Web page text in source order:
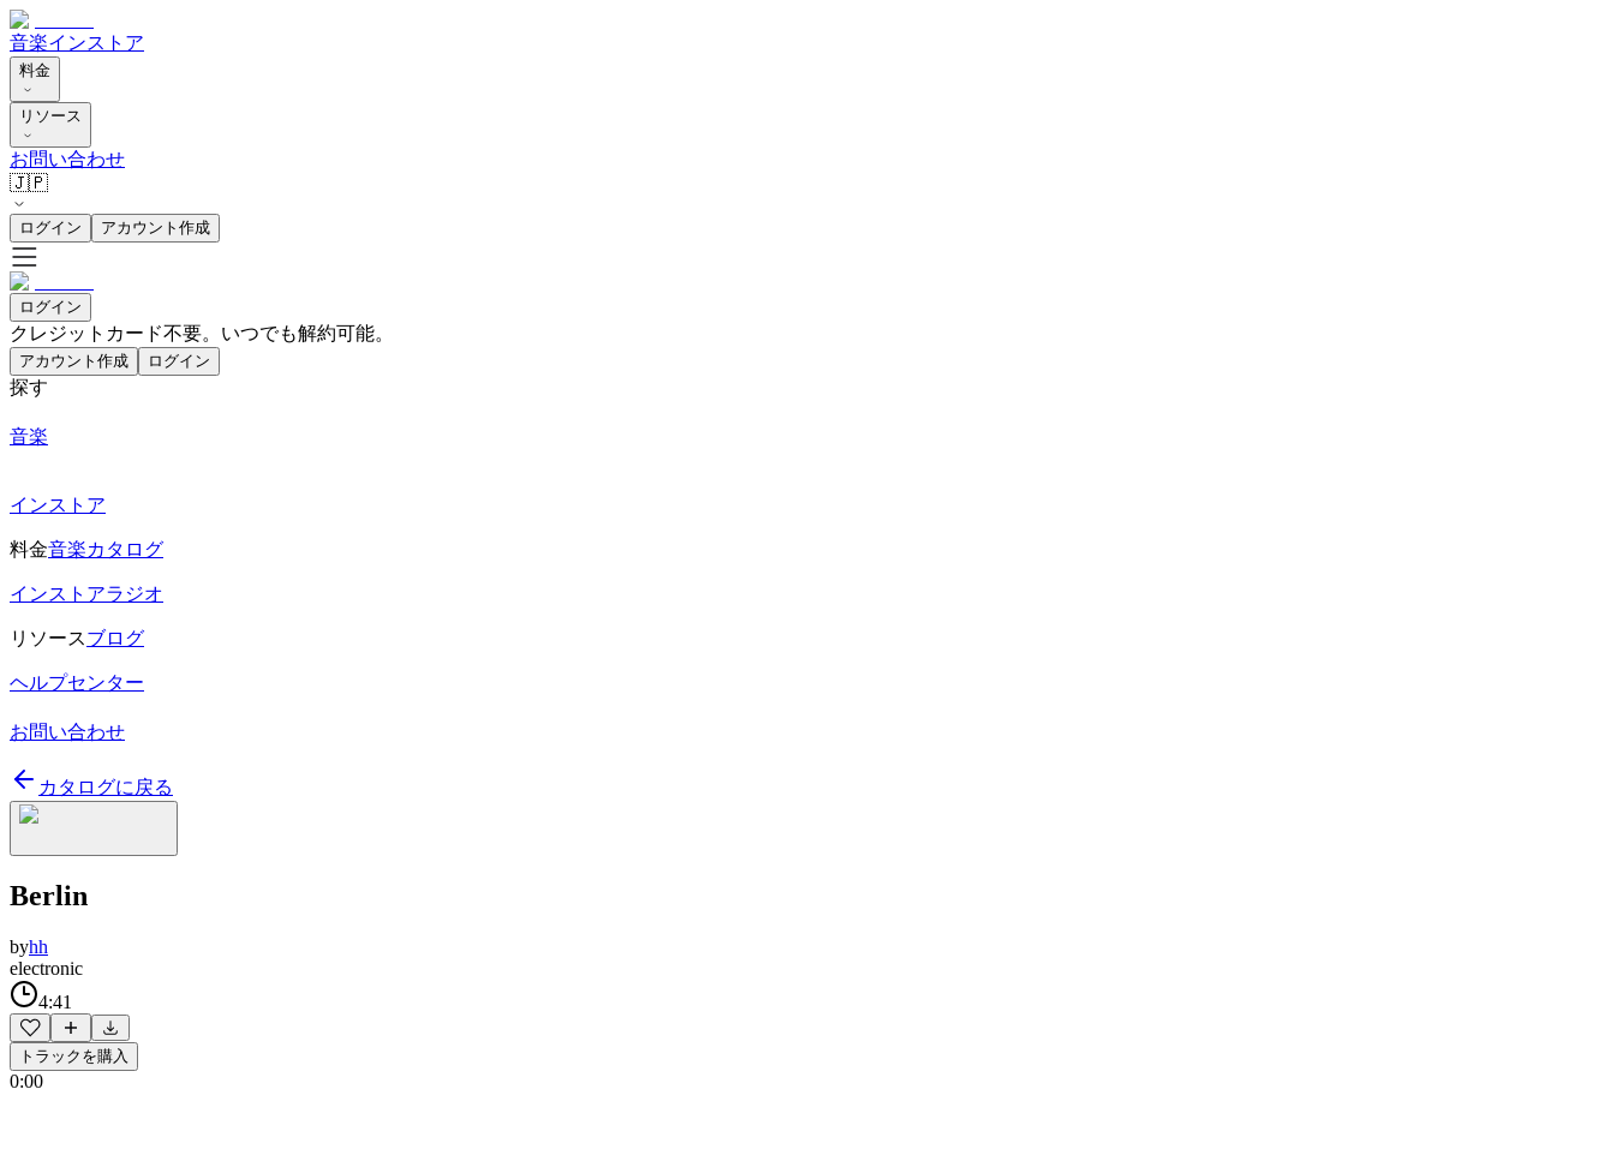
音楽インストア
料金
リソース
お問い合わせ
🇯🇵
ログイン アカウント作成
ログイン
クレジットカード不要。いつでも解約可能。
アカウント作成 ログイン
探す
音楽
インストア
料金音楽カタログ
インストアラジオ
リソースブログ
ヘルプセンター
お問い合わせ
カタログに戻る
Berlin
byhh
electronic
4:41
トラックを購入
0:00